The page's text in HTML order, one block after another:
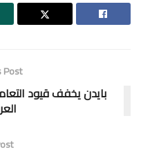
Post
بايدن يخفف قيود